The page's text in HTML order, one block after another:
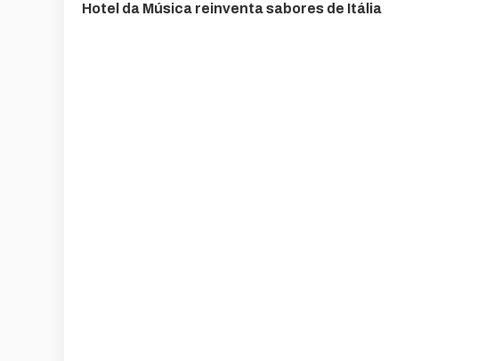
Hotel da Música reinventa sabores de Itália